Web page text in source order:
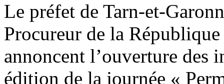
Le préfet de Tarn-et-
Procureur de la
annoncent l’ouverture des
édition de la journée «